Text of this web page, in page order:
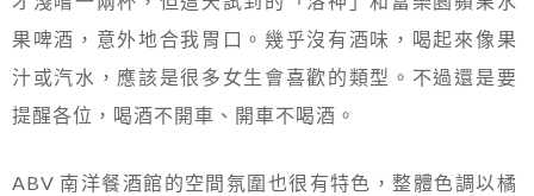
果啤酒，意外地合我胃口。幾乎沒有酒味，喝起來像果
汁或汽水，應該是很多女生會喜歡的類型。不過還是要
提醒各位，喝酒不開車、開車不喝酒。
ABV 南洋餐酒館的空間氛圍也很有特色，整體色調以橘